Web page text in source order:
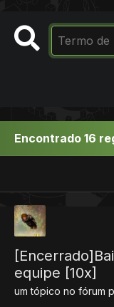
Encontrado 16
equipe [10x]
um tópico no fórum